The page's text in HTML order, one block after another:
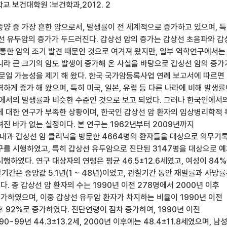
교 보건대학원 :보건학과,2012. 2
중 가장 흔한 암으로서, 발생률이 전 세계적으로 증가하고 있으며, 특
유두암의 증가가 두드러진다. 갑상선 암의 증가는 갑상선 초음파와 갑
한 암의 조기 발견 때문인 것으로 여겨져 왔지만, 일부 역학연구에서는
라 큰 크기의 암도 발생이 증가해 온 사실을 바탕으로 갑상선 암의 증가
일 가능성을 제기 해 왔다. 한국 국가암등록사업 연례 보고서에 따르면
게 증가 해 왔으며, 특히 미국, 일본, 유럽 등 다른 나라에 비해 발생률
서의 발생률과 비슷한 수준인 것으로 보고 되었다. 그러나 한국인에서의
대한 연구가 부족한 상황이며, 한국인 갑상선 암 환자의 임상병리학적
진 바가 없는 실정이다. 본 연구는 1962년부터 2009년까지
과 갑상선 암 클리닉을 방문한 4664명의 환자들을 대상으로 의무기
를 시행하였고, 특히 갑상선 유두암으로 진단된 3147명을 대상으로
행하였다. 연구 대상자의 연령은 평균 46.5±12.6세였고, 여성이
간은 중앙값 5.1년(1 ~ 48년)이었고, 관찰기간 동안 재발률과 사망률
. 총 갑상선 암 환자의 수는 1990년 이전 278명에서 2000년 이후
하였으며, 이중 갑상선 유두암 환자가 차지하는 비율이 1990년 이전
로 증가하였다. 진단연령이 점차 증가하여, 1990년 이전
년 44.3±13.2세, 2000년 이후에는 48.4±11.8세였으며, 남성